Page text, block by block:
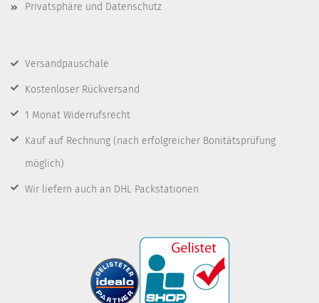
Privatsphäre und Datenschutz
Versandpauschale
Kostenloser Rückversand
1 Monat Widerrufsrecht
Kauf auf Rechnung (nach erfolgreicher Bonitätsprüfung
möglich)
Wir liefern auch an DHL Packstationen